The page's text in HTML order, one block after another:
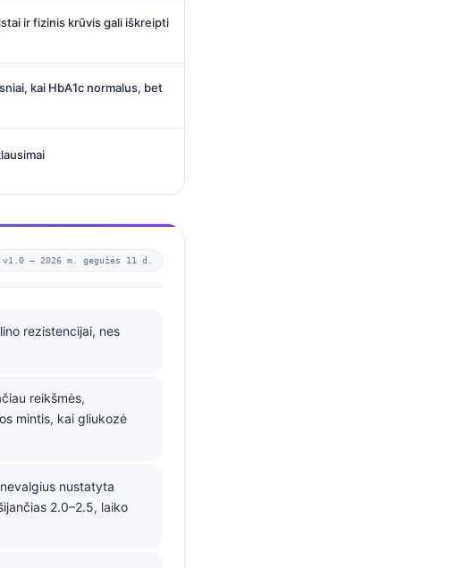
ir fizinis krūvis gali iškreipti
kai HbA1c normalus, bet
v1.0 — 2026 m. gegužės 11 d.
rezistencijai, nes
reikšmės,
mintis, kai gliukozė
nustatyta
2.0–2.5, laiko